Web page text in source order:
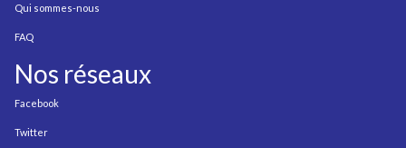
Qui sommes-nous
FAQ
Nos réseaux
Facebook
Twitter